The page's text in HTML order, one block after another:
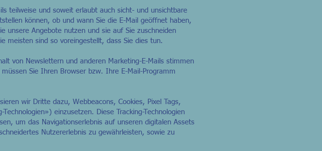
teilweise und soweit erlaubt auch sicht- und unsichtbare
können, ob und wann Sie die E-Mail geöffnet haben,
unsere Angebote nutzen und sie auf Sie zuschneiden
meisten sind so voreingestellt, dass Sie dies tun.
von Newslettern und anderen Marketing-E-Mails stimmen
Sie Ihren Browser bzw. Ihre E-Mail-Programm
wir Dritte dazu, Webbeacons, Cookies, Pixel Tags,
einzusetzen. Diese Tracking-Technologien
um das Navigationserlebnis auf unseren digitalen Assets
Nutzererlebnis zu gewährleisten, sowie zu